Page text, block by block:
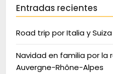
Entradas recientes
Road trip por Italia y
Navidad en familia por la
Auvergne-Rhône-Alpes